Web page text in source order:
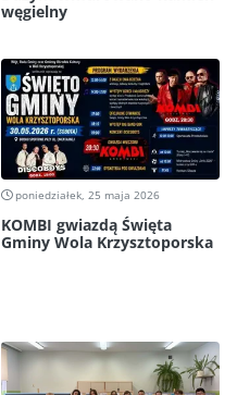
węgielny
poniedziałek, 25 maja 2026
KOMBI gwiazdą Święta
Gminy Wola Krzysztoporska